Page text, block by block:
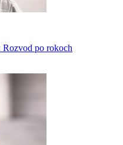
po rokoch